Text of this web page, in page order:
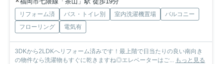
リフォーム済 バス・トイレ別 室内洗濯機置場
バルコニー
フローリング
電気有
3DKから2LDKへリフォーム済みです！最上階で日当たりの良い南向き
の物件なら洗濯物もすぐに乾きますね◎エレベーターはご... もっと見る